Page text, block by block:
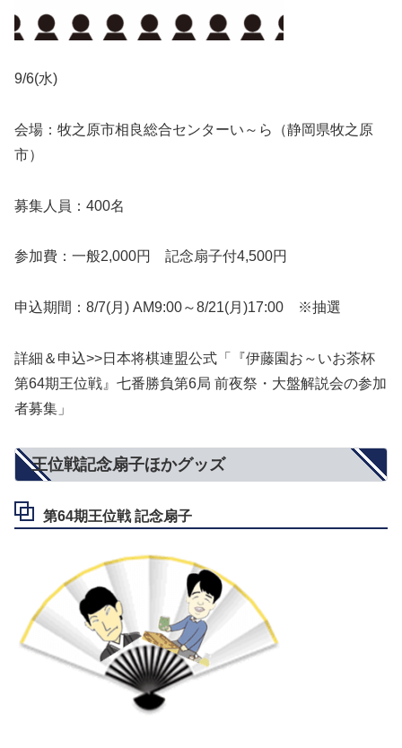
9/6(水)
会場：牧之原市相良総合センターい～ら（静岡県牧之原
市）
募集人員：400名
参加費：一般2,000円 記念扇子付4,500円
申込期間：8/7(月) AM9:00～8/21(月)17:00 ※抽選
詳細＆申込>>日本将棋連盟公式「『伊藤園お～いお茶杯
第64期王位戦』七番勝負第6局 前夜祭・大盤解説会の参加
者募集」
王位戦記念扇子ほかグッズ
第64期王位戦 記念扇子